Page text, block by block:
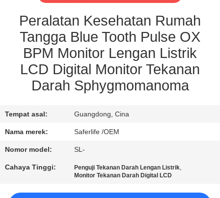
BERITA
KASUS-
KASUS
MINTA
KUTIPAN
KEBIJAKAN
PRIVASI
Peralatan Kesehatan Rumah
Tangga Blue Tooth Pulse OX
BPM Monitor Lengan Listrik
LCD Digital Monitor Tekanan
Darah Sphygmomanoma
Tempat asal: Guangdong, Cina
Nama merek: Saferlife /OEM
Nomor model: SL-
Cahaya Tinggi: Penguji Tekanan Darah Lengan Listrik,
Monitor Tekanan Darah Digital LCD